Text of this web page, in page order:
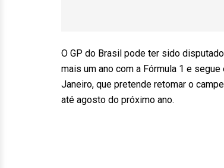
O GP do Brasil pode ter sido
mais um ano com a Fórmula 1 e
Janeiro, que pretende retomar o
até agosto do próximo ano.